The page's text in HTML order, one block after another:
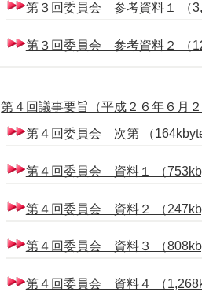
第３回委員会 参考資料１ （
第３回委員会 参考資料２ （
第４回議事要旨（平成２６年６月
第４回委員会 次第 （164kbyte
第４回委員会 資料１ （
第４回委員会 資料２ （
第４回委員会 資料３ （
第４回委員会 資料４ （